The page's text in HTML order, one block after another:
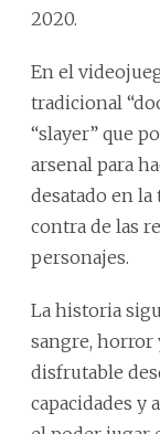
2020.
En el
tradicional
“slayer” que
arsenal para
desatado en la
contra de las
personajes.
La historia
sangre, horror
disfrutable
capacidades y